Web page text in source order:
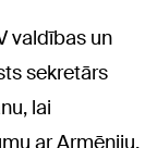
valdības un
sekretārs
lai
ar Armēniju.